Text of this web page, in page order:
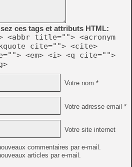
ces tags et attributs HTML:
title=""> <acronym
cite=""> <cite>
<em> <i> <q cite="">
Votre nom *
Votre adresse email *
Votre site internet
commentaires par e-mail.
articles par e-mail.